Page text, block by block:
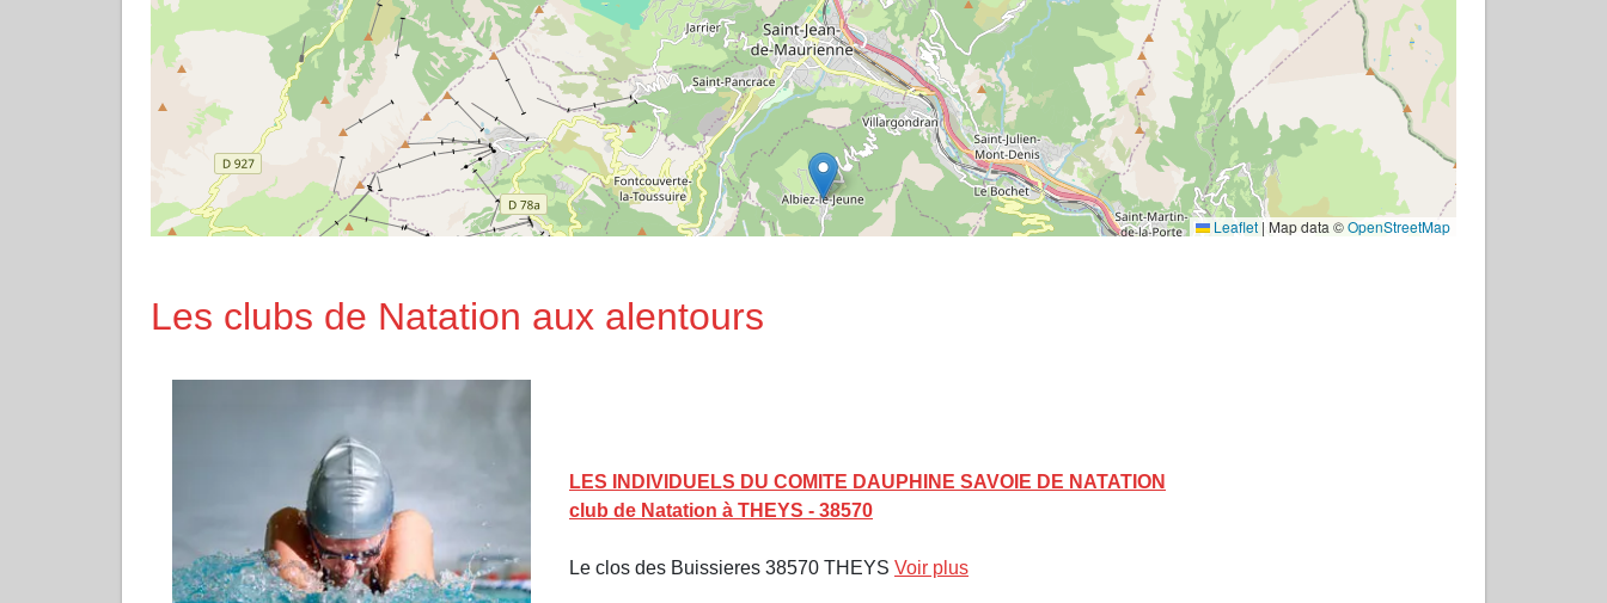
Leaflet | Map data ©OpenStreetMap
Les clubs de Natation aux alentours
LES INDIVIDUELS DU COMITE DAUPHINE SAVOIE DE NATATION
club de Natation à THEYS - 38570
Le clos des Buissieres 38570 THEYS Voir plus